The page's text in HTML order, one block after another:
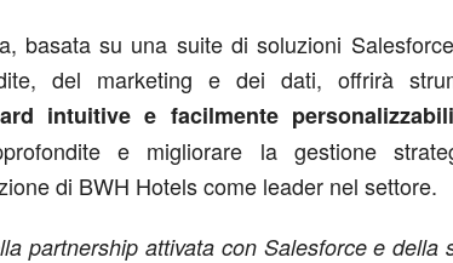
basata su una suite di soluzioni
del marketing e dei dati, offrirà
intuitive e facilmente personalizzabili
e migliorare la gestione
di BWH Hotels come leader nel settore.
partnership attivata con Salesforce e della